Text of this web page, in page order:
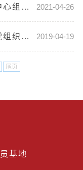
2021-04-26
马克思主义学院召开理论学习中心组（扩大）会议 暨党史学习教育读书班学习会
2019-04-19
中共辽宁大学马克思主义学院党组织基本组织机构
尾页
基地